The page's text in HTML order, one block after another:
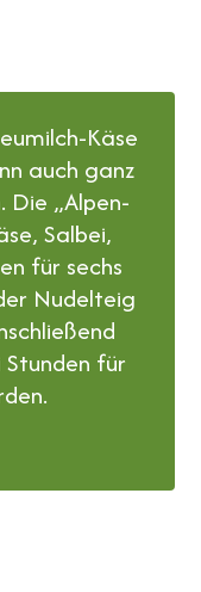
Käse
auch ganz
„Alpen-
Salbei,
für sechs
Nudelteig
für